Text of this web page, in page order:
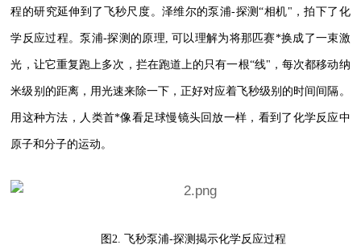
程的研究延伸到了飞秒尺度。泽维尔的泵浦-探测“相机"，拍下了化
学反应过程。泵浦-探测的原理, 可以理解为将那匹赛*换成了一束激
光，让它重复跑上多次，拦在跑道上的只有一根“线"，每次都移动纳
米级别的距离，用光速来除一下，正好对应着飞秒级别的时间间隔。
用这种方法，人类首*像看足球慢镜头回放一样，看到了化学反应中
原子和分子的运动。
图2. 飞秒泵浦-探测揭示化学反应过程